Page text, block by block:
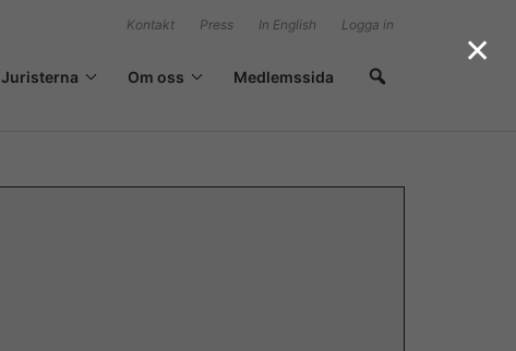
Kontakt Press In English Logga in
Juristerna Om oss Medlemssida
×